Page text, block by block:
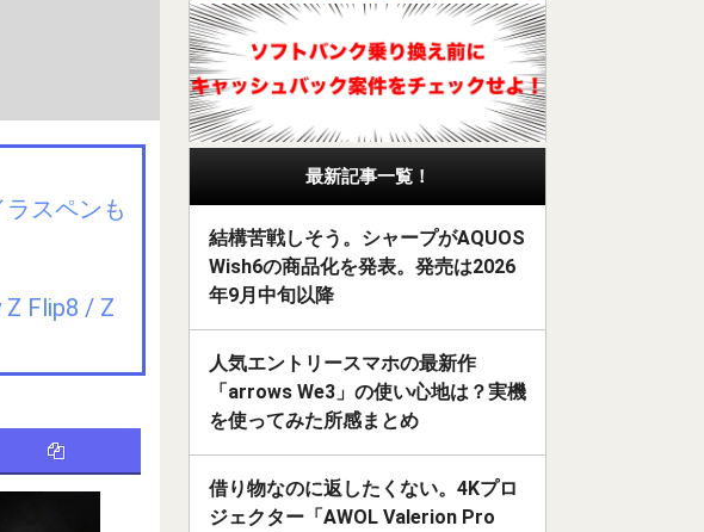
スペンも
Flip8 / Z
最新記事一覧！
結構苦戦しそう。シャープがAQUOS
Wish6の商品化を発表。発売は2026
年9月中旬以降
人気エントリースマホの最新作
「arrows We3」の使い心地は？実機
を使ってみた所感まとめ
借り物なのに返したくない。4Kプロ
ジェクター「AWOL Valerion Pro